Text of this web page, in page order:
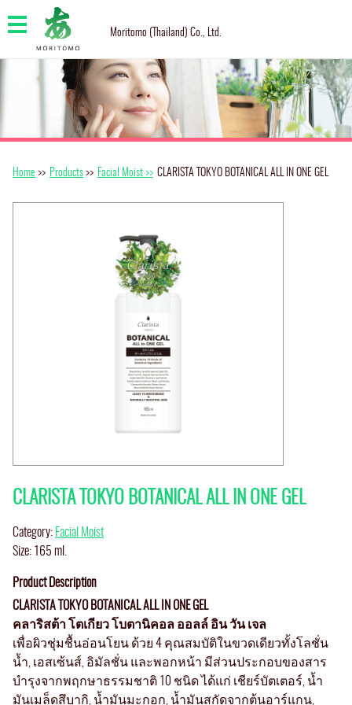
Moritomo (Thailand) Co., Ltd.
Home >> Products >> Facial Moist >> CLARISTA TOKYO BOTANICAL ALL IN ONE GEL
CLARISTA TOKYO BOTANICAL ALL IN ONE GEL
Category: Facial Moist
Size: 165 ml.
Product Description
CLARISTA TOKYO BOTANICAL ALL IN ONE GEL
คลาริสต้า โตเกียว โบตานิคอล ออลล์ อิน วัน เจล
เพื่อผิวชุ่มชื้นอ่อนโยน ด้วย 4 คุณสมบัติในขวดเดียวทั้งโลชั่น
น้ำ, เอสเซ้นส์, อิมัลชั่น และพอกหน้า มีส่วนประกอบของสาร
บำรุงจากพฤกษาธรรมชาติ 10 ชนิด ได้แก่ เชียร์บัตเตอร์, น้ำ
มันเมล็ดสึบากิ, น้ำมันมะกอก, น้ำมันสกัดจากต้นอาร์แกน,